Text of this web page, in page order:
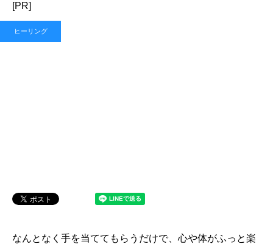
[PR]
ヒーリング
なんとなく手を当ててもらうだけで、心や体がふっと楽